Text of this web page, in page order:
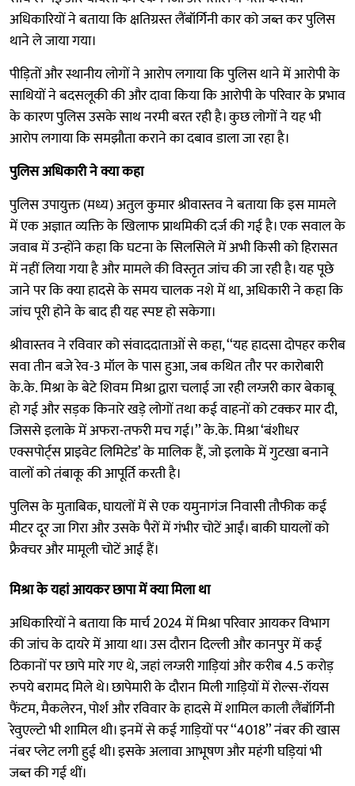
अधिकारियों ने बताया कि क्षतिग्रस्त लैंबॉर्गिनी कार को जब्त कर पुलिस
थाने ले जाया गया।
पीड़ितों और स्थानीय लोगों ने आरोप लगाया कि पुलिस थाने में आरोपी के
साथियों ने बदसलूकी की और दावा किया कि आरोपी के परिवार के प्रभाव
के कारण पुलिस उसके साथ नरमी बरत रही है। कुछ लोगों ने यह भी
आरोप लगाया कि समझौता कराने का दबाव डाला जा रहा है।
पुलिस अधिकारी ने क्या कहा
पुलिस उपायुक्त (मध्य) अतुल कुमार श्रीवास्तव ने बताया कि इस मामले
में एक अज्ञात व्यक्ति के खिलाफ प्राथमिकी दर्ज की गई है। एक सवाल के
जवाब में उन्होंने कहा कि घटना के सिलसिले में अभी किसी को हिरासत
में नहीं लिया गया है और मामले की विस्तृत जांच की जा रही है। यह पूछे
जाने पर कि क्या हादसे के समय चालक नशे में था, अधिकारी ने कहा कि
जांच पूरी होने के बाद ही यह स्पष्ट हो सकेगा।
श्रीवास्तव ने रविवार को संवाददाताओं से कहा, ‘‘यह हादसा दोपहर करीब
सवा तीन बजे रेव-3 मॉल के पास हुआ, जब कथित तौर पर कारोबारी
के.के. मिश्रा के बेटे शिवम मिश्रा द्वारा चलाई जा रही लग्जरी कार बेकाबू
हो गई और सड़क किनारे खड़े लोगों तथा कई वाहनों को टक्कर मार दी,
जिससे इलाके में अफरा-तफरी मच गई।’’ के.के. मिश्रा ‘बंशीधर
एक्सपोर्ट्स प्राइवेट लिमिटेड’ के मालिक हैं, जो इलाके में गुटखा बनाने
वालों को तंबाकू की आपूर्ति करती है।
पुलिस के मुताबिक, घायलों में से एक यमुनागंज निवासी तौफीक कई
मीटर दूर जा गिरा और उसके पैरों में गंभीर चोटें आईं। बाकी घायलों को
फ्रैक्चर और मामूली चोटें आई हैं।
मिश्रा के यहां आयकर छापा में क्या मिला था
अधिकारियों ने बताया कि मार्च 2024 में मिश्रा परिवार आयकर विभाग
की जांच के दायरे में आया था। उस दौरान दिल्ली और कानपुर में कई
ठिकानों पर छापे मारे गए थे, जहां लग्जरी गाड़ियां और करीब 4.5 करोड़
रुपये बरामद मिले थे। छापेमारी के दौरान मिली गाड़ियों में रोल्स-रॉयस
फैंटम, मैकलेरन, पोर्श और रविवार के हादसे में शामिल काली लैंबॉर्गिनी
रेवुएल्टो भी शामिल थी। इनमें से कई गाड़ियों पर ‘‘4018’’ नंबर की खास
नंबर प्लेट लगी हुई थी। इसके अलावा आभूषण और महंगी घड़ियां भी
जब्त की गई थीं।